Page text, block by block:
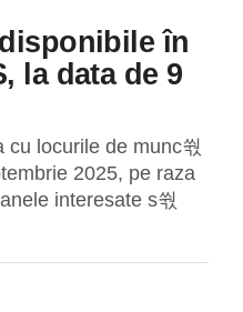
în
la data de 9
cu locurile de munc쒃
2025, pe raza
interesate s쒃